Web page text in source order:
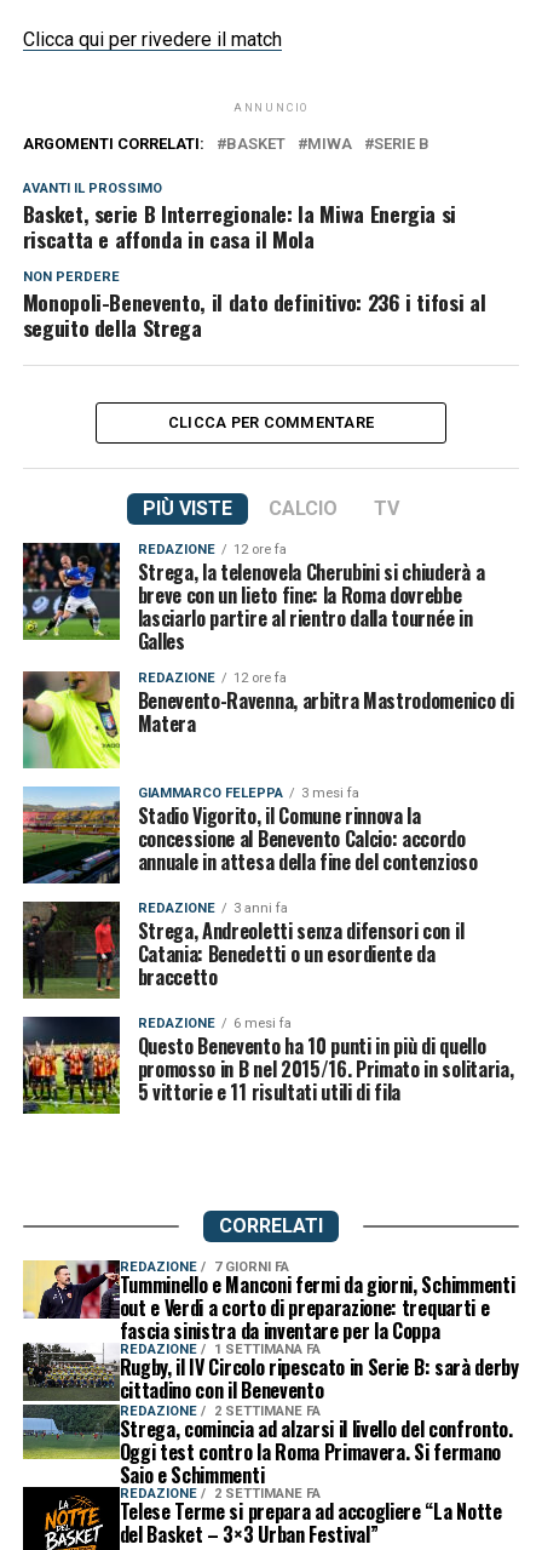
Clicca qui per rivedere il match
ANNUNCIO
ARGOMENTI CORRELATI: BASKET MIWA SERIE B
AVANTI IL ​​PROSSIMO
Basket, serie B Interregionale: la Miwa Energia si
riscatta e affonda in casa il Mola
NON PERDERE
Monopoli-Benevento, il dato definitivo: 236 i tifosi al
seguito della Strega
CLICCA PER COMMENTARE
PIÙ VISTE CALCIO TV
REDAZIONE 12 ore fa
Strega, la telenovela Cherubini si chiuderà a
breve con un lieto fine: la Roma dovrebbe
lasciarlo partire al rientro dalla tournée in
Galles
REDAZIONE 12 ore fa
Benevento-Ravenna, arbitra Mastrodomenico di
Matera
GIAMMARCO FELEPPA 3 mesi fa
Stadio Vigorito, il Comune rinnova la
concessione al Benevento Calcio: accordo
annuale in attesa della fine del contenzioso
REDAZIONE 3 anni fa
Strega, Andreoletti senza difensori con il
Catania: Benedetti o un esordiente da
braccetto
REDAZIONE 6 mesi fa
Questo Benevento ha 10 punti in più di quello
promosso in B nel 2015/16. Primato in solitaria,
5 vittorie e 11 risultati utili di fila
CORRELATI
REDAZIONE 7 GIORNI FA
Tumminello e Manconi fermi da giorni, Schimmenti
out e Verdi a corto di preparazione: trequarti e
fascia sinistra da inventare per la Coppa
REDAZIONE 1 SETTIMANA FA
Rugby, il IV Circolo ripescato in Serie B: sarà derby
cittadino con il Benevento
REDAZIONE 2 SETTIMANE FA
Strega, comincia ad alzarsi il livello del confronto.
Oggi test contro la Roma Primavera. Si fermano
Saio e Schimmenti
REDAZIONE 2 SETTIMANE FA
Telese Terme si prepara ad accogliere “La Notte
del Basket – 3×3 Urban Festival”